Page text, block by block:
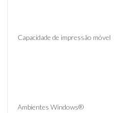
Capacidade de impressão móvel
Ambientes Windows®